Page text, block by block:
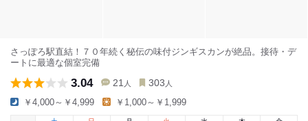
さっぽろ駅直結！７０年続く秘伝の味付ジンギスカンが絶品。接待・デ
ートに最適な個室完備
3.04 21 人 303 人
￥4,000～￥4,999 ￥1,000～￥1,999